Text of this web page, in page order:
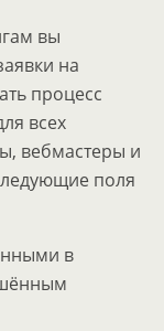
вы
на
процесс
всех
вебмастеры и
поля
в